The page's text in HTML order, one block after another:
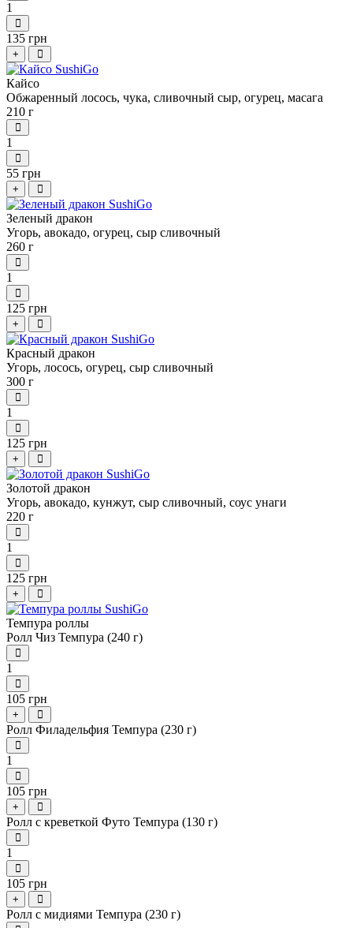
1
135 грн
+
Кайсо
Обжаренный лосось, чука, сливочный сыр, огурец, масага
210 г
1
55 грн
+
Зеленый дракон
Угорь, авокадо, огурец, сыр сливочный
260 г
1
125 грн
+
Красный дракон
Угорь, лосось, огурец, сыр сливочный
300 г
1
125 грн
+
Золотой дракон
Угорь, авокадо, кунжут, сыр сливочный, соус унаги
220 г
1
125 грн
+
Темпура роллы
Ролл Чиз Темпура (240 г)
1
105 грн
+
Ролл Филадельфия Темпура (230 г)
1
105 грн
+
Ролл с креветкой Футо Темпура (130 г)
1
105 грн
+
Ролл с мидиями Темпура (230 г)